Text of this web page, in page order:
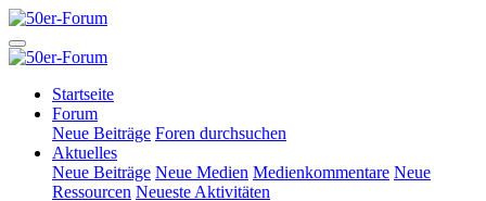
Startseite
Forum
Neue Beiträge Foren durchsuchen
Aktuelles
Neue Beiträge Neue Medien Medienkommentare Neue
Ressourcen Neueste Aktivitäten